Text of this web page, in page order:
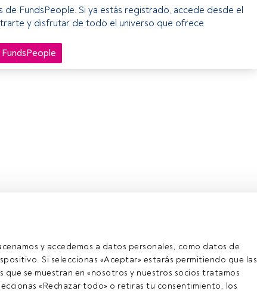
y accedemos a datos personales, como datos de
Si seleccionas «Aceptar» estarás permitiendo que las
se muestran en «nosotros y nuestros socios tratamos
«Rechazar todo» o retiras tu consentimiento, los
FundsPeople. Si ya estás registrado, accede desde el
y disfrutar de todo el universo que ofrece